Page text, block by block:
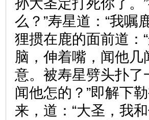
孙大圣定打死你了。
么？”寿星道：“我嘱
狸掼在鹿的面前道：
脑，伸着嘴，闻他
意。被寿星劈头扑了
闻他怎的？”即解下
来，道：“大圣，我